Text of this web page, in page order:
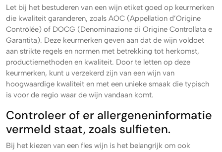
Let bij het bestuderen van een wijn etiket goed op keurmerken
die kwaliteit garanderen, zoals AOC (Appellation d’Origine
Contrôlée) of DOCG (Denominazione di Origine Controllata e
Garantita). Deze keurmerken geven aan dat de wijn voldoet
aan strikte regels en normen met betrekking tot herkomst,
productiemethoden en kwaliteit. Door te letten op deze
keurmerken, kunt u verzekerd zijn van een wijn van
hoogwaardige kwaliteit en met een unieke smaak die typisch
is voor de regio waar de wijn vandaan komt.
Controleer of er allergeneninformatie
vermeld staat, zoals sulfieten.
Bij het kiezen van een fles wijn is het belangrijk om ook